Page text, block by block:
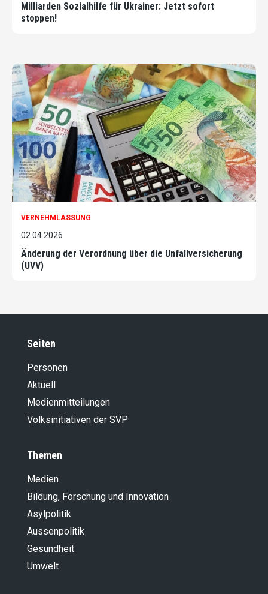
Milliarden Sozialhilfe für Ukrainer: Jetzt sofort
stoppen!
VERNEHMLASSUNG
02.04.2026
Änderung der Verordnung über die Unfallversicherung
(UVV)
Seiten
Personen
Aktuell
Medienmitteilungen
Volksinitiativen der SVP
Themen
Medien
Bildung, Forschung und Innovation
Asylpolitik
Aussenpolitik
Gesundheit
Umwelt